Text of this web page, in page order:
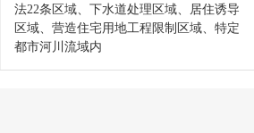
法22条区域、下水道处理区域、居住诱导
区域、营造住宅用地工程限制区域、特定
都市河川流域内